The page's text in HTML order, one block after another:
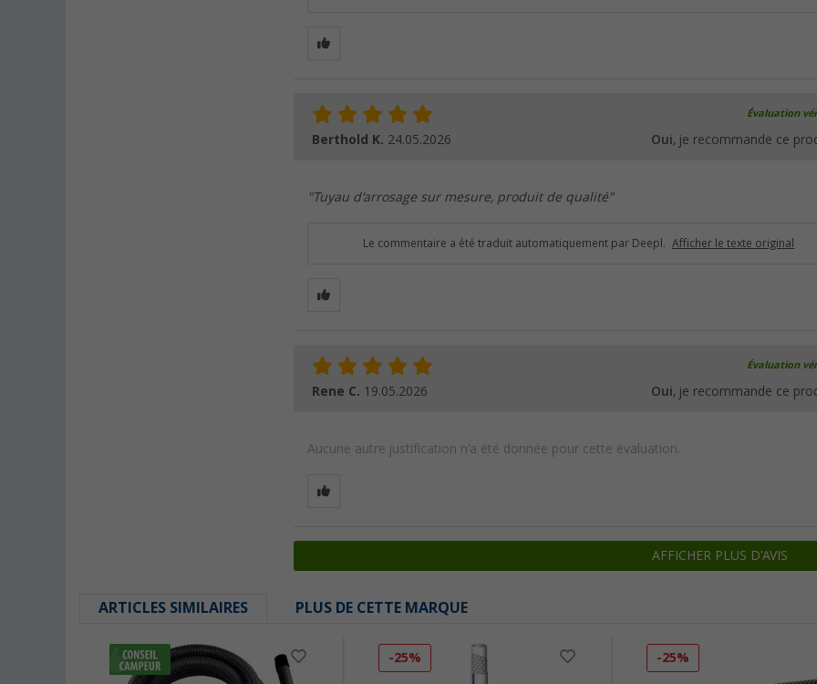
Évaluation
Berthold K. 24.05.2026 Oui, je recommande ce
"Tuyau d'arrosage sur mesure, produit de qualité"
Le commentaire a été traduit automatiquement par Deepl. Afficher le texte original
Évaluation
Rene C. 19.05.2026 Oui, je recommande ce
Aucune autre justification n'a été donnée pour cette évaluation.
AFFICHER PLUS D'AVIS
ARTICLES SIMILAIRES PLUS DE CETTE MARQUE
-25% -25%